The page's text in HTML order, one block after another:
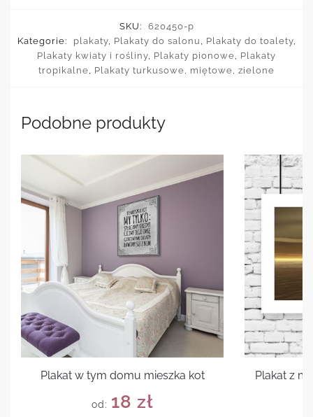
SKU:
620450-p
Kategorie:
plakaty, Plakaty do salonu , Plakaty do toalety,
Plakaty kwiaty i rośliny, Plakaty pionowe, Plakaty
tropikalne, Plakaty turkusowe, miętowe, zielone
Podobne produkty
Plakat w tym domu mieszka kot
od: 18 zł
Plakat z